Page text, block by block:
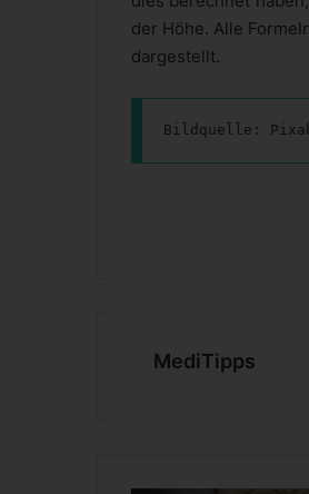
der Höhe. Alle
dargestellt.
Bildquelle:
MediTipps